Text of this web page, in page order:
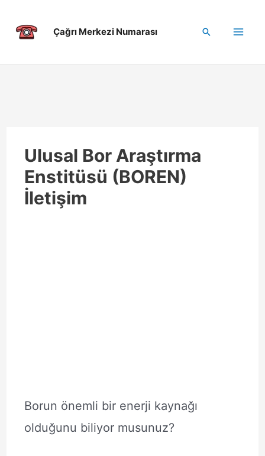
atla
Çağrı Merkezi Numarası Arama
Ulusal Bor Araştırma
Enstitüsü (BOREN)
İletişim
Borun önemli bir enerji kaynağı
olduğunu biliyor musunuz?